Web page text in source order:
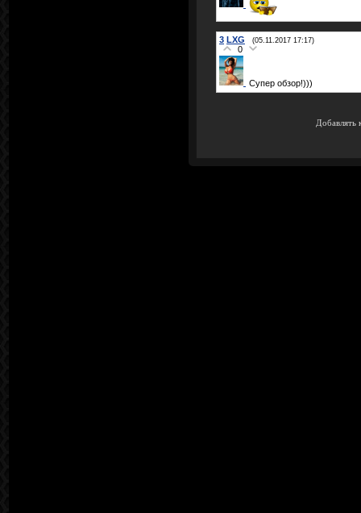
3 LXG (05.11.2017 17:17)
0
Супер обзор!)))
Добавлять